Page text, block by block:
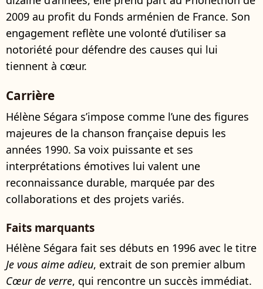
2009 au profit du Fonds arménien de France. Son
engagement reflète une volonté d’utiliser sa
notoriété pour défendre des causes qui lui
tiennent à cœur.
Carrière
Hélène Ségara s’impose comme l’une des figures
majeures de la chanson française depuis les
années 1990. Sa voix puissante et ses
interprétations émotives lui valent une
reconnaissance durable, marquée par des
collaborations et des projets variés.
Faits marquants
Hélène Ségara fait ses débuts en 1996 avec le titre
Je vous aime adieu, extrait de son premier album
Cœur de verre, qui rencontre un succès immédiat.